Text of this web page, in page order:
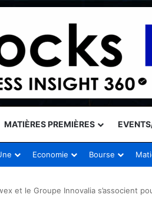
MATIÈRES PREMIÈRES
Economie Bourse
et le Groupe Innovalia s’associent